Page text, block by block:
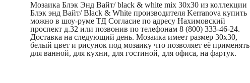
Мозаика Блэк Энд Вайт/ black & white mix 30x30 из коллекции
Блэк энд Вайт/ Black & White производителя Kerranova купить
можно в шоу-руме ТД Согласие по адресу Нахимовский
проспект д.32 или позвонив по телефонам 8 (800) 333-46-24.
Доставка на следующий день. Мозаика имеет размер 30x30,
белый цвет и рисунок под мозаику что позволяет её применять
для ванной, для кухни, для гостиной, для офиса, на фартук.